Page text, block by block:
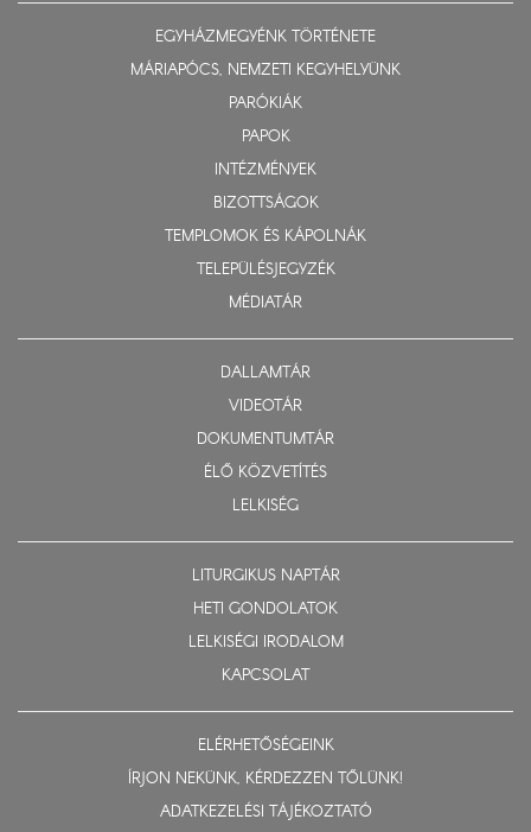
EGYHÁZMEGYÉNK TÖRTÉNETE
MÁRIAPÓCS, NEMZETI KEGYHELYÜNK
PARÓKIÁK
PAPOK
INTÉZMÉNYEK
BIZOTTSÁGOK
TEMPLOMOK ÉS KÁPOLNÁK
TELEPÜLÉSJEGYZÉK
MÉDIATÁR
DALLAMTÁR
VIDEOTÁR
DOKUMENTUMTÁR
ÉLŐ KÖZVETÍTÉS
LELKISÉG
LITURGIKUS NAPTÁR
HETI GONDOLATOK
LELKISÉGI IRODALOM
KAPCSOLAT
ELÉRHETŐSÉGEINK
ÍRJON NEKÜNK, KÉRDEZZEN TŐLÜNK!
ADATKEZELÉSI TÁJÉKOZTATÓ